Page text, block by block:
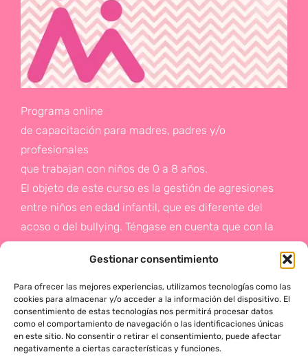
Gestionar consentimiento
Para ofrecer las mejores experiencias, utilizamos tecnologías como las
cookies para almacenar y/o acceder a la información del dispositivo. El
consentimiento de estas tecnologías nos permitirá procesar datos
como el comportamiento de navegación o las identificaciones únicas
en este sitio. No consentir o retirar el consentimiento, puede afectar
negativamente a ciertas características y funciones.
Programa online
de capacitación para madres, padres y/o
profesionales
que trabajan con niños de 0 a 8 años.
El objeto de este curso es la gestión de agresiones
entre niños en edad infantil, que es diferente del
acoso o del bullying. Téngase en cuenta que con la
de la prevención a un problema que suele aparecer
en etapas posteriores como es el acoso.
Si deseas más información,
haz click en este enlace: